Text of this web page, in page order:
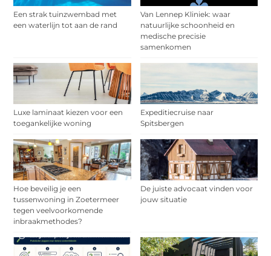
Een strak tuinzwembad met
een waterlijn tot aan de rand
Van Lennep Kliniek: waar
natuurlijke schoonheid en
medische precisie
samenkomen
Luxe laminaat kiezen voor een
toegankelijke woning
Expeditiecruise naar
Spitsbergen
Hoe beveilig je een
tussenwoning in Zoetermeer
tegen veelvoorkomende
inbraakmethodes?
De juiste advocaat vinden voor
jouw situatie